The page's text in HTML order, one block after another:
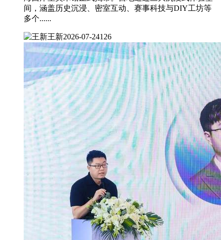
间，涵盖历史沉浸、密室互动、赛事科技与DIY工坊等
多个......
王新2026-07-24126